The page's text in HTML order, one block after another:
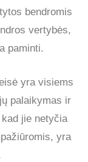
bendromis
vertybės,
paminti.
yra visiems
palaikymas ir
jie netyčia
yra